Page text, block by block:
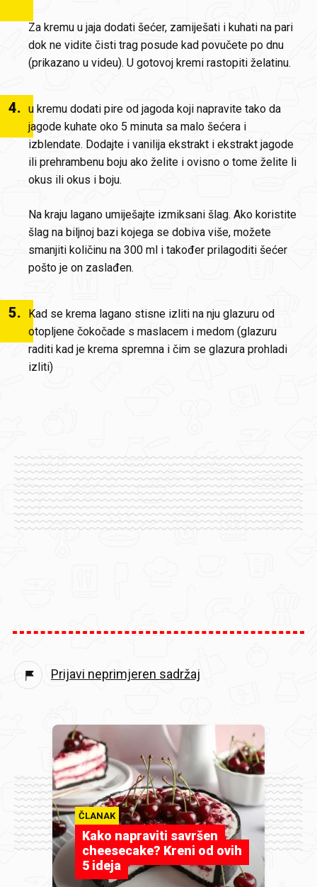
Za kremu u jaja dodati šećer, zamiješati i kuhati na pari
dok ne vidite čisti trag posude kad povučete po dnu
(prikazano u videu). U gotovoj kremi rastopiti želatinu.
4. u kremu dodati pire od jagoda koji napravite tako da
jagode kuhate oko 5 minuta sa malo šećera i
izblendate. Dodajte i vanilija ekstrakt i ekstrakt jagode
ili prehrambenu boju ako želite i ovisno o tome želite li
okus ili okus i boju.
Na kraju lagano umiješajte izmiksani šlag. Ako koristite
šlag na biljnoj bazi kojega se dobiva više, možete
smanjiti količinu na 300 ml i također prilagoditi šećer
pošto je on zaslađen.
5.
Kad se krema lagano stisne izliti na nju glazuru od
otopljene čokočade s maslacem i medom (glazuru
raditi kad je krema spremna i čim se glazura prohladi
izliti)
Prijavi neprimjeren sadržaj
ČLANAK
Kako napraviti savršen
cheesecake? Kreni od ovih
5 ideja